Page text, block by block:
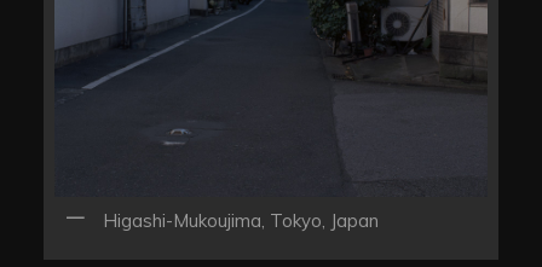
Higashi-Mukoujima, Tokyo, Japan